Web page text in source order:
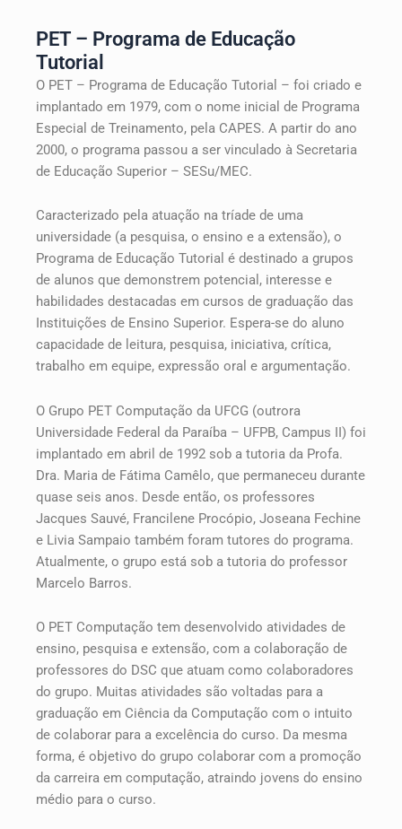
PET – Programa de Educação
Tutorial
O PET – Programa de Educação Tutorial – foi criado e
implantado em 1979, com o nome inicial de Programa
Especial de Treinamento, pela CAPES. A partir do ano
2000, o programa passou a ser vinculado à Secretaria
de Educação Superior – SESu/MEC.
Caracterizado pela atuação na tríade de uma
universidade (a pesquisa, o ensino e a extensão), o
Programa de Educação Tutorial é destinado a grupos
de alunos que demonstrem potencial, interesse e
habilidades destacadas em cursos de graduação das
Instituições de Ensino Superior. Espera-se do aluno
capacidade de leitura, pesquisa, iniciativa, crítica,
trabalho em equipe, expressão oral e argumentação.
O Grupo PET Computação da UFCG (outrora
Universidade Federal da Paraíba – UFPB, Campus II) foi
implantado em abril de 1992 sob a tutoria da Profa.
Dra. Maria de Fátima Camêlo, que permaneceu durante
quase seis anos. Desde então, os professores
Jacques Sauvé, Francilene Procópio, Joseana Fechine
e Livia Sampaio também foram tutores do programa.
Atualmente, o grupo está sob a tutoria do professor
Marcelo Barros.
O PET Computação tem desenvolvido atividades de
ensino, pesquisa e extensão, com a colaboração de
professores do DSC que atuam como colaboradores
do grupo. Muitas atividades são voltadas para a
graduação em Ciência da Computação com o intuito
de colaborar para a excelência do curso. Da mesma
forma, é objetivo do grupo colaborar com a promoção
da carreira em computação, atraindo jovens do ensino
médio para o curso.